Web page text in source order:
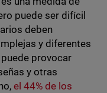
puede ser difícil
deben
y diferentes
provocar
y otras
el 44% de los